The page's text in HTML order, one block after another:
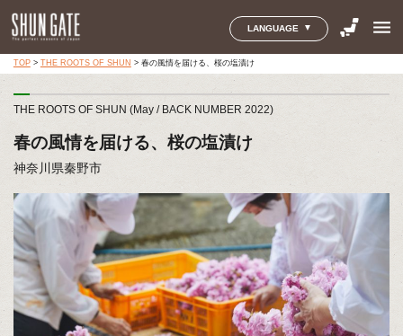
LANGUAGE menu
TOP> THE ROOTS OF SHUN > 春の風情を届ける、桜の塩漬け
THE ROOTS OF SHUN (May / BACK NUMBER 2022)
春の風情を届ける、桜の塩漬け
神奈川県秦野市